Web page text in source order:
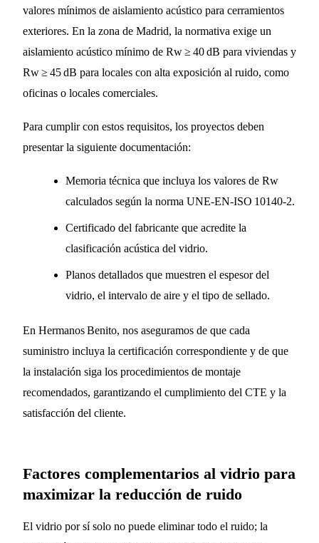
valores mínimos de aislamiento acústico para cerramientos
exteriores. En la zona de Madrid, la normativa exige un
aislamiento acústico mínimo de Rw ≥ 40 dB para viviendas y
Rw ≥ 45 dB para locales con alta exposición al ruido, como
oficinas o locales comerciales.
Para cumplir con estos requisitos, los proyectos deben
presentar la siguiente documentación:
Memoria técnica que incluya los valores de Rw
calculados según la norma UNE‑EN‑ISO 10140‑2.
Certificado del fabricante que acredite la
clasificación acústica del vidrio.
Planos detallados que muestren el espesor del
vidrio, el intervalo de aire y el tipo de sellado.
En Hermanos Benito, nos aseguramos de que cada
suministro incluya la certificación correspondiente y de que
la instalación siga los procedimientos de montaje
recomendados, garantizando el cumplimiento del CTE y la
satisfacción del cliente.
Factores complementarios al vidrio para
maximizar la reducción de ruido
El vidrio por sí solo no puede eliminar todo el ruido; la